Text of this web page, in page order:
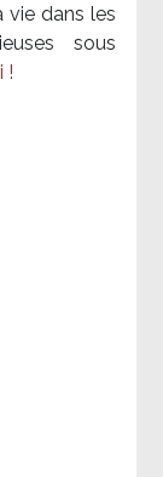
vie dans les
sous
!